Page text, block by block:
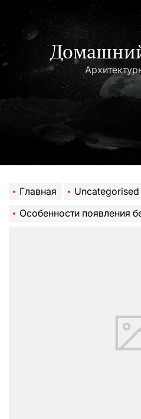
содержимому
Главная
Uncategorised
Особенности появления белого жировика на верхнем или